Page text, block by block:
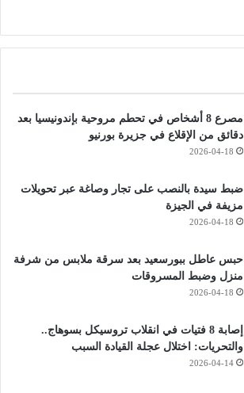
مصرع 8 أشخاص في تحطم مروحية بإندونيسيا بعد
دقائق من الإقلاع في جزيرة بورنيو
2026-04-18
ضبط سيدة بالنصب على تجار وصاغة عبر تحويلات
مزيفة في الجيزة
2026-04-18
حبس عاطل ببورسعيد بعد سرقة ملابس من شرفة
منزل وضبط المسروقات
2026-04-18
إصابة 8 فتيات في انقلاب تروسيكل بسوهاج..
والتحريات: اختلال عجلة القيادة السبب
2026-04-14